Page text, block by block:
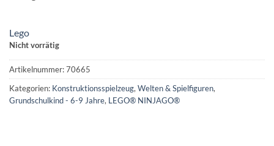
Lego
Nicht vorrätig
Artikelnummer:70665
Kategorien: Konstruktionsspielzeug, Welten & Spielfiguren,
Grundschulkind - 6-9 Jahre, LEGO® NINJAGO®